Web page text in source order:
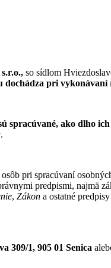
so sídlom
dochádza pri vykonávaní
spracúvané, ako dlho
.
pri spracúvaní
predpismi, najmä
, Zákon a ostatné
309/1, 905 01 Senica